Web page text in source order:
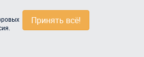
Принять всё!